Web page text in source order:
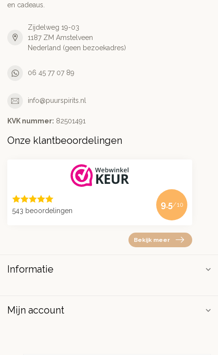
en cadeaus.
Zijdelweg 19-03
1187 ZM Amstelveen
Nederland (geen bezoekadres)
06 45 77 07 89
info@puurspirits.nl
KVK nummer: 82501491
Onze klantbeoordelingen
543 beoordelingen
9.5/10
Bekijk meer
Informatie
Mijn account